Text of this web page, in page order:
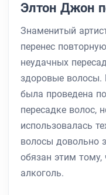
Элтон Джон
Знаменитый
перенес
неудачных
здоровые волосы.
была проведена
пересадке волос,
использовалась
волосы довольно
обязан этим тому,
алкоголь.